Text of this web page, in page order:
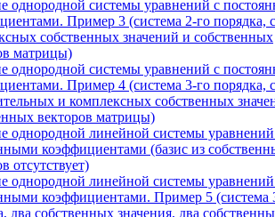
однородной системы уравнений с
Пример 3 (система 2-го порядка,
собственных значений и собственных
матрицы)
однородной системы уравнений с
Пример 4 (система 3-го порядка,
и комплексных собственных
векторов матрицы)
однородной линейной системы
коэффициентами (базис из
отсутствует)
однородной линейной системы
коэффициентами. Пример 5 (система
два собственных значения, два